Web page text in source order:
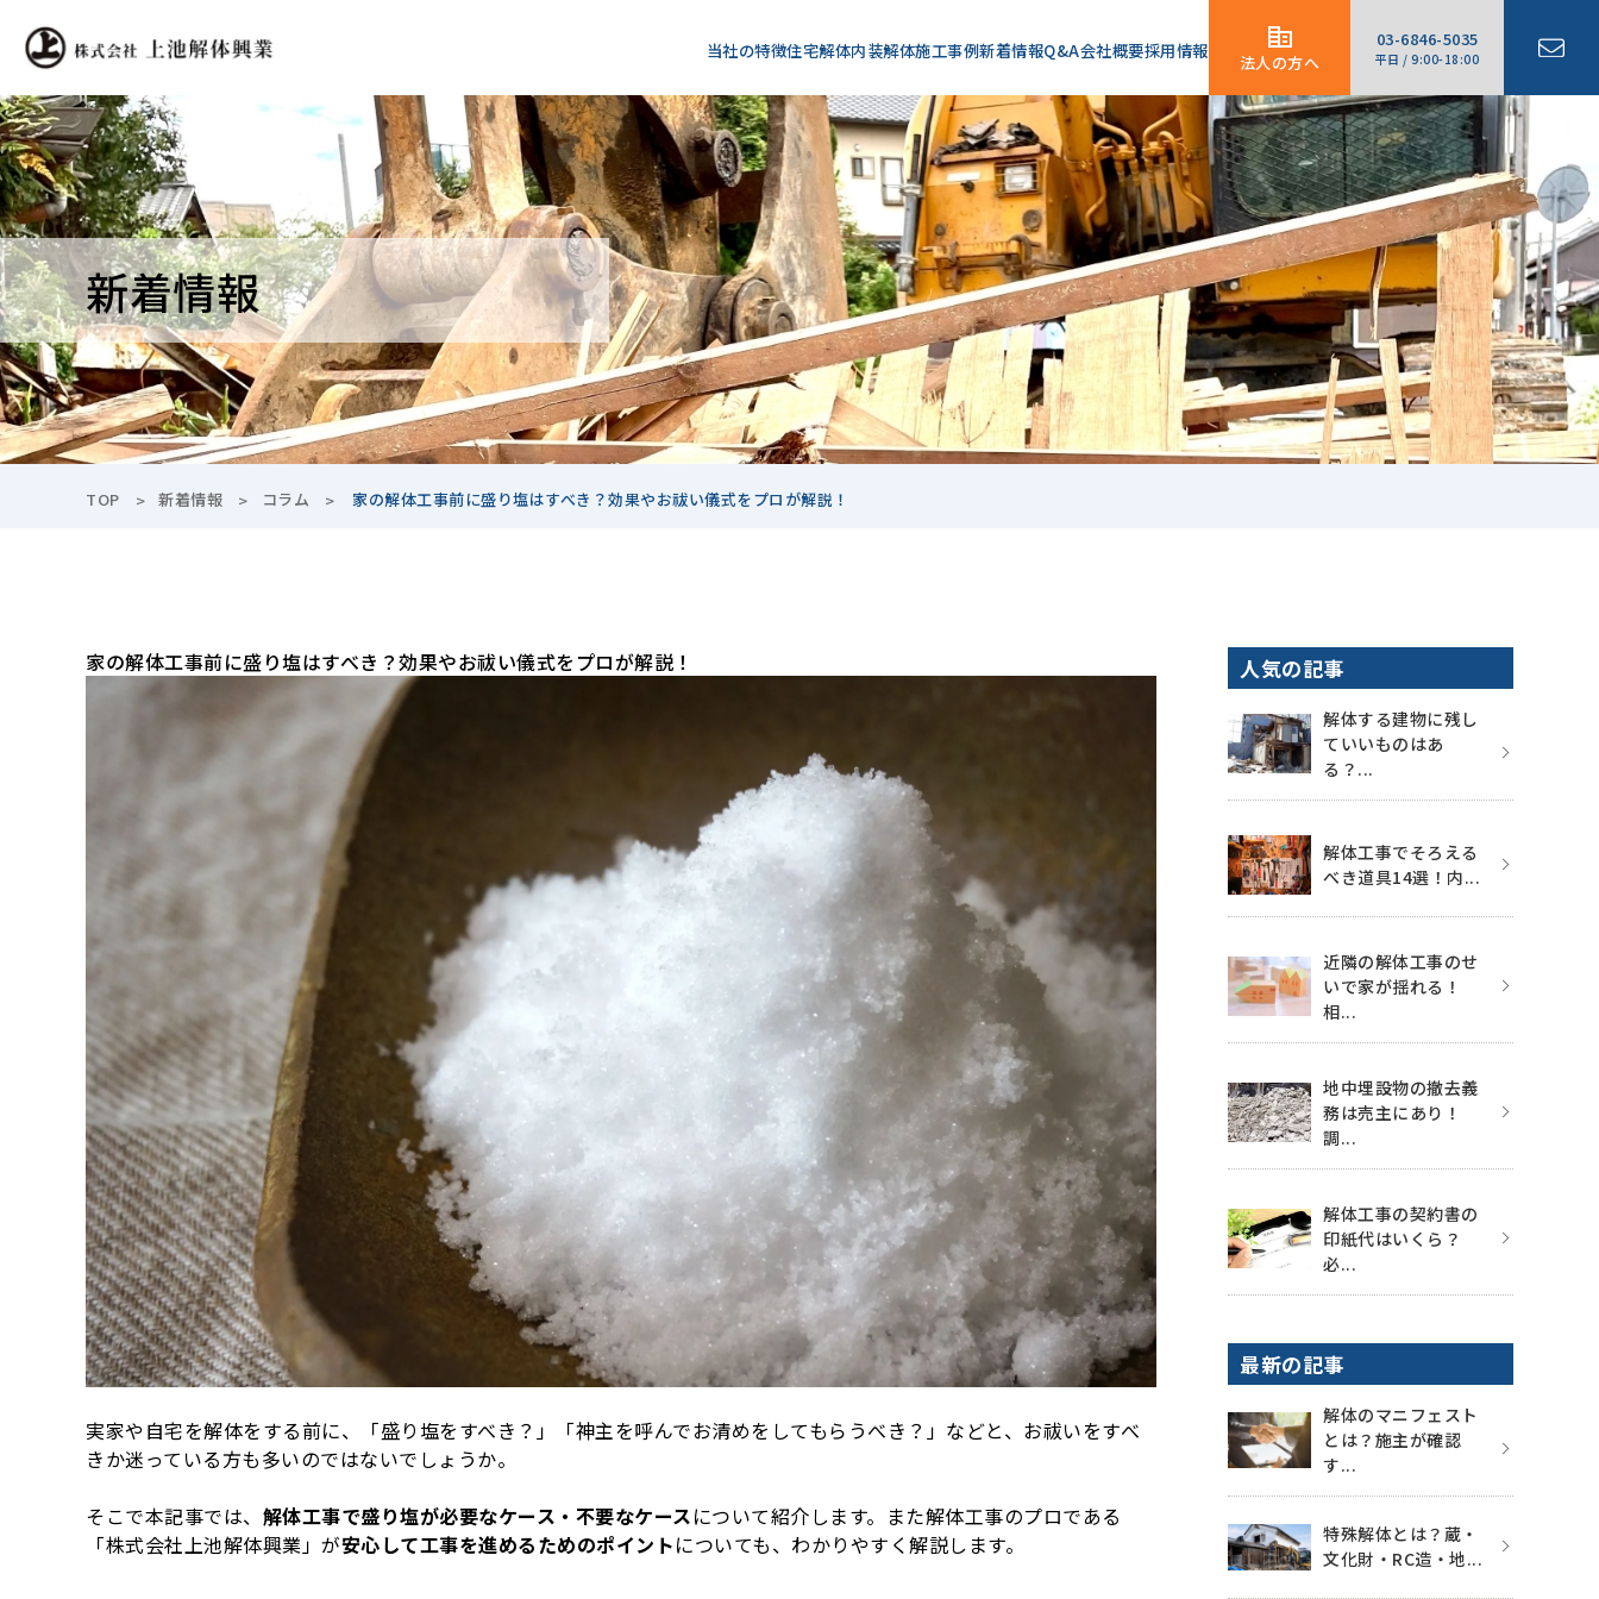
当社の特徴住宅解体内装解体施工事例新着情報Q&A会社概要採用情報 法人の方へ
03-6846-5035
平日 / 9:00-18:00
新着情報
TOP 新着情報 コラム 家の解体工事前に盛り塩はすべき？効果やお祓い儀式をプロが解説！
家の解体工事前に盛り塩はすべき？効果やお祓い儀式をプロが解説！
実家や自宅を解体をする前に、「盛り塩をすべき？」「神主を呼んでお清めをしてもらうべき？」などと、お祓いをすべ
きか迷っている方も多いのではないでしょうか。
そこで本記事では、 解体工事で盛り塩が必要なケース・不要なケースについて紹介します。また解体工事のプロである
「株式会社上池解体興業」が安心して工事を進めるためのポイントについても、わかりやすく解説します。
人気の記事
解体する建物に残し
ていいものはあ
る？...
解体工事でそろえる
べき道具14選！内...
近隣の解体工事のせ
いで家が揺れる！
相...
地中埋設物の撤去義
務は売主にあり！
調...
解体工事の契約書の
印紙代はいくら？
必...
最新の記事
解体のマニフェスト
とは？施主が確認
す...
特殊解体とは？蔵・
文化財・RC造・地...